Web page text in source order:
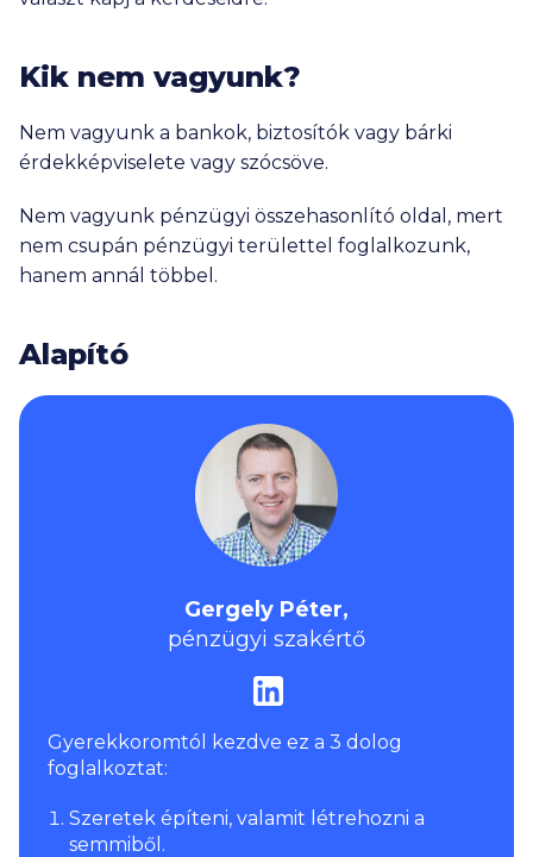
Kik nem vagyunk?
Nem vagyunk a bankok, biztosítók vagy bárki
érdekképviselete vagy szócsöve.
Nem vagyunk pénzügyi összehasonlító oldal, mert
nem csupán pénzügyi területtel foglalkozunk,
hanem annál többel.
Alapító
Gergely Péter,
pénzügyi szakértő
Gyerekkoromtól kezdve ez a 3 dolog
foglalkoztat:
Szeretek építeni, valamit létrehozni a
semmiből.